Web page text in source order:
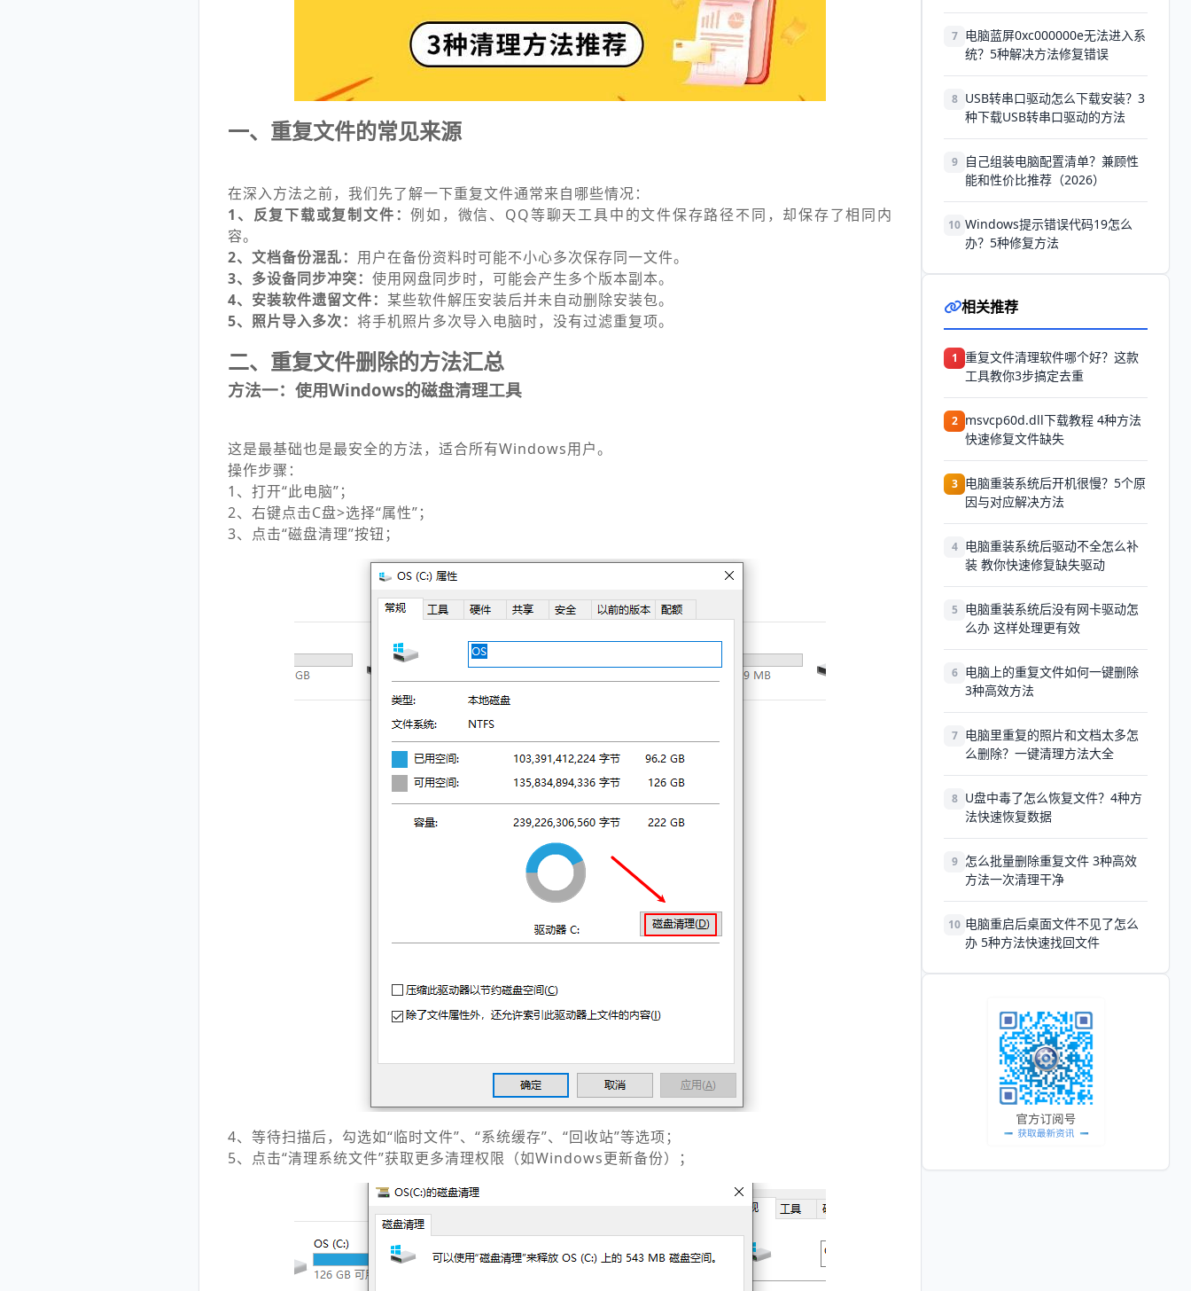
一、重复文件的常见来源
在深入方法之前，我们先了解一下重复文件通常来自哪些情况：
1、反复下载或复制文件：例如，微信、QQ等聊天工具中的文件保存路径不同，却保存了相同内
容。
2、文档备份混乱： 用户在备份资料时可能不小心多次保存同一文件。
3、多设备同步冲突： 使用网盘同步时，可能会产生多个版本副本。
4、安装软件遗留文件： 某些软件解压安装后并未自动删除安装包。
5、照片导入多次： 将手机照片多次导入电脑时，没有过滤重复项。
二、重复文件删除的方法汇总
方法一：使用Windows的磁盘清理工具
这是最基础也是最安全的方法，适合所有Windows用户。
操作步骤：
1、打开“此电脑”；
2、右键点击C盘>选择“属性”；
3、点击“磁盘清理”按钮；
4、等待扫描后，勾选如“临时文件”、“系统缓存”、“回收站”等选项；
5、点击“清理系统文件”获取更多清理权限（如Windows更新备份）；
7 电脑蓝屏0xc000000e无法进入系
统？5种解决方法修复错误
8 USB转串口驱动怎么下载安装？3
种下载USB转串口驱动的方法
9
自己组装电脑配置清单？兼顾性
能和性价比推荐（2026）
10 Windows提示错误代码19怎么
办？5种修复方法
相关推荐
1 ​重复文件清理软件哪个好？这款
工具教你3步搞定去重
2 msvcp60d.dll下载教程 4种方法
快速修复文件缺失
3 电脑重装系统后开机很慢？5个原
因与对应解决方法
4 电脑重装系统后驱动不全怎么补
装 教你快速修复缺失驱动
5 电脑重装系统后没有网卡驱动怎
么办 这样处理更有效
6 电脑上的重复文件如何一键删除
3种高效方法
7 电脑里重复的照片和文档太多怎
么删除？一键清理方法大全
8 U盘中毒了怎么恢复文件？4种方
法快速恢复数据
9 怎么批量删除重复文件 3种高效
方法一次清理干净
10 电脑重启后桌面文件不见了怎么
办 5种方法快速找回文件